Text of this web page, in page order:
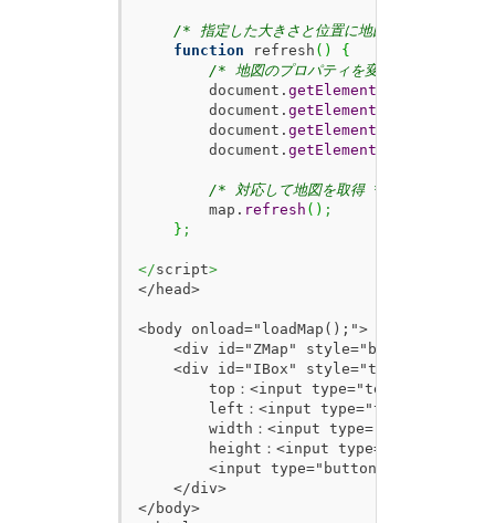
/* 指定した大きさと位置に地図を表示する */
function refresh ( )
{
/* 地図のプロパティを変更 */
        document.
getElementById
        document.
getElementById
        document.
getElementById
        document.
getElementById
/* 対応して地図を取得 */
        map.
refresh ( ) ;
} ;
</script>
</head>
<body onload="loadMap();">
<div id="ZMap" style="border:1px
<div id="IBox" style="top:0px;
top：<input type="text" id="t"
left：<input type="text" id="l"
width：<input type="text"
height：<input type="text"
<input type="button"
    </div>
</body>